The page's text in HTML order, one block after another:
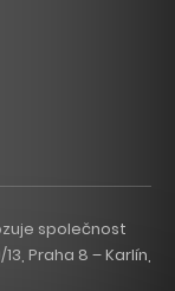
společnost
Praha 8 – Karlín,